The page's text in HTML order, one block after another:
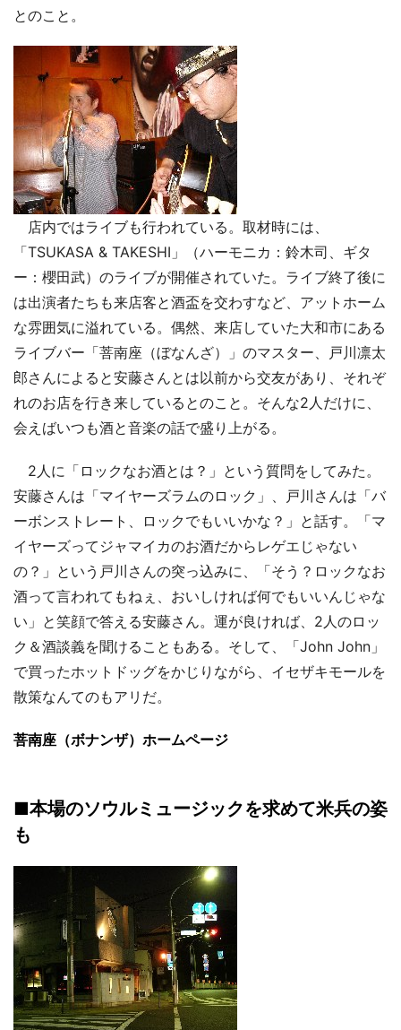
とのこと。
店内ではライブも行われている。取材時には、
「TSUKASA & TAKESHI」（ハーモニカ：鈴木司、ギタ
ー：櫻田武）のライブが開催されていた。ライブ終了後に
は出演者たちも来店客と酒盃を交わすなど、アットホーム
な雰囲気に溢れている。偶然、来店していた大和市にある
ライブバー「菩南座（ぼなんざ）」のマスター、戸川凛太
郎さんによると安藤さんとは以前から交友があり、それぞ
れのお店を行き来しているとのこと。そんな2人だけに、
会えばいつも酒と音楽の話で盛り上がる。
2人に「ロックなお酒とは？」という質問をしてみた。
安藤さんは「マイヤーズラムのロック」、戸川さんは「バ
ーボンストレート、ロックでもいいかな？」と話す。「マ
イヤーズってジャマイカのお酒だからレゲエじゃない
の？」という戸川さんの突っ込みに、「そう？ロックなお
酒って言われてもねぇ、おいしければ何でもいいんじゃな
い」と笑顔で答える安藤さん。運が良ければ、2人のロッ
ク＆酒談義を聞けることもある。そして、「John John」
で買ったホットドッグをかじりながら、イセザキモールを
散策なんてのもアリだ。
菩南座（ボナンザ）ホームページ
■本場のソウルミュージックを求めて米兵の姿
も